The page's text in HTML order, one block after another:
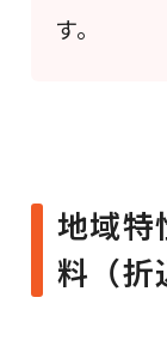
す。
地域特
料（折